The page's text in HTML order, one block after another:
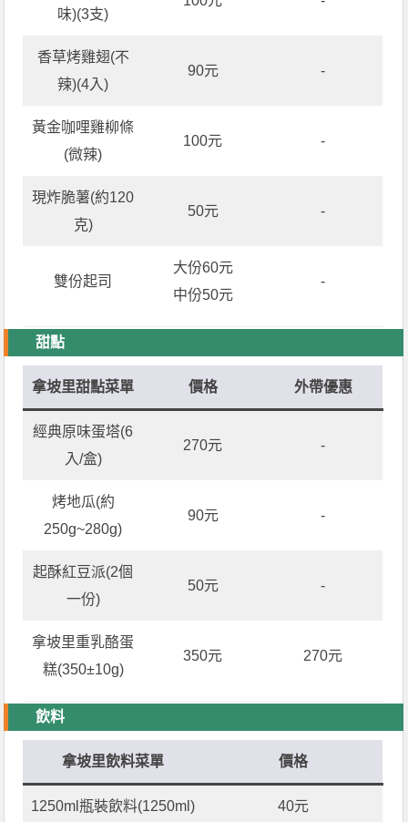
味)(3支)
香草烤雞翅(不
辣)(4入)
90元 -
黃金咖哩雞柳條
(微辣)
100元 -
現炸脆薯(約120
克)
50元 -
雙份起司
大份60元
中份50元
-
甜點
拿坡里甜點菜單 價格 外帶優惠
經典原味蛋塔(6
入/盒)
270元 -
烤地瓜(約
250g~280g)
90元 -
起酥紅豆派(2個
一份)
50元 -
拿坡里重乳酪蛋
糕(350±10g)
350元 270元
飲料
拿坡里飲料菜單 價格
1250ml瓶裝飲料(1250ml) 40元